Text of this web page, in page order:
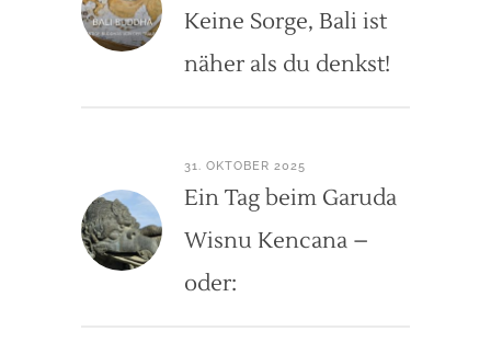
Keine Sorge, Bali ist
näher als du denkst!
31. OKTOBER 2025
Ein Tag beim Garuda
Wisnu Kencana –
oder: